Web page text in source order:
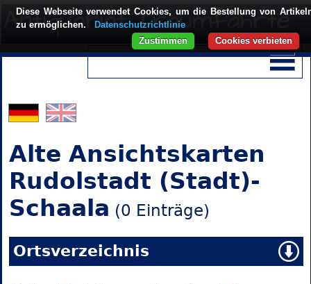
Alte Ansichtskarten
Rudolstadt (Stadt)-
Schaala (0 Einträge)
Ortsverzeichnis
Diese Webseite verwendet Cookies, um die Bestellung von
zu ermöglichen.
Datenschutzrichtlinie
Cookies verbieten
Zustimmen